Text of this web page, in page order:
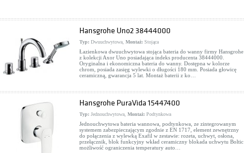
Hansgrohe Uno2 38444000
Typ: Dwuuchwytowa, Montaż: Stojąca
Łazienkowa dwuuchwytowa stojąca bateria do wanny firmy Hansgrohe
z kolekcji Axor Uno posiadająca indeks producenta 38444000.
Oryginalna i ekonomiczna bateria do wanny. Dostępna w kolorze
chrom, posiada zasięg wylewki o długości 180 mm. Posiada głowicę
ceramiczną, gwarancja 5 lat. Montaż baterii z ko…
Hansgrohe PuraVida 15447400
Typ: Jednouchwytowa, Montaż: Podtynkowa
Jednouchwytowa bateria wannowa, podtynkowa, ze zintegrowanym
systemem zabezpieczającym zgodnie z EN 1717, element zewnętrzny
do połączenia z wylewką Exafil w zestawie: rozeta, uchwyt, osłona,
przełącznik, blok funkcyjny wkład ceramiczny blokada uchwytu Boltic
możliwość ograniczenia temperatury auto…